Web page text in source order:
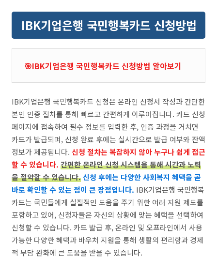
IBK기업은행 국민행복카드 신청방법
🎯IBK기업은행 국민행복카드 신청방법 알아보기
IBK기업은행 국민행복카드 신청은 온라인 신청서 작성과 간단한
본인 인증 절차를 통해 빠르고 간편하게 이루어집니다. 카드 신청
페이지에 접속하여 필수 정보를 입력한 후, 인증 과정을 거치면
카드가 발급되며, 신청 완료 후에는 실시간으로 발급 여부와 잔액
정보가 제공됩니다. 신청 절차는 복잡하지 않아 누구나 쉽게 접근
할 수 있습니다. 간편한 온라인 신청 시스템을 통해 시간과 노력
을 절약할 수 있습니다. 신청 후에는 다양한 사회복지 혜택을 곧
바로 확인할 수 있는 점이 큰 장점입니다. IBK기업은행 국민행복
카드는 국민들에게 실질적인 도움을 주기 위한 여러 지원 제도를
포함하고 있어, 신청자들은 자신의 상황에 맞는 혜택을 선택하여
신청할 수 있습니다. 카드 발급 후, 온라인 및 오프라인에서 사용
가능한 다양한 혜택과 바우처 지원을 통해 생활의 편리함과 경제
적 부담 완화에 큰 도움을 받을 수 있습니다.